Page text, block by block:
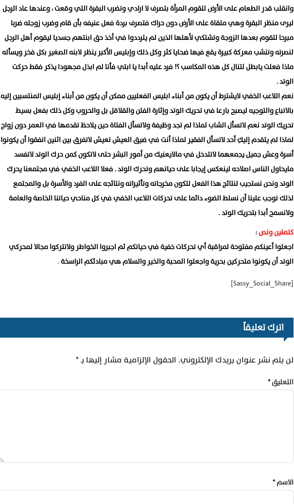
وانقلب قدر الطعام على الأرض لتقوم المرأة بتصرف لا ارادي وتضرب البقرة التي وقعت ، وعندها عاد الرجل
ليرى منظر البقرة وهي ملقاة على الأرض دون حراك فتصرف بردة فعل عنيفه بأن قام وضرب زوجته ضربا
مبرحا لتقوم بعدها الزوجة وتشتكي لأهلها الذين لم يترددوا في أخذ حق ابنتهم جسديا ليقوم أهل الرجل
لنصرته وتنشب معركة كبيرة يقع فيها ضحايا كثر وكل ذلك وإبليس الأكبر ينظر لابنه الصغير بكل فخر ويسأله
ماذا فعلت يابطل لتنال كل هذه المكاسب ؟! فرد عليه أبدا يا ابتي فأنا لم ابذل مجهودا يذكر فقط حركت
الوتد .
نعم اللاعب الخفي لايشترط أن يكون من أبناء ابليس الفعليين ممكن أن يكون من أبناء إبليس المنتسبين إليه
بالاتباع والتوجيه ليصبح بارعا في تحريك الوتد وإثارة الفتن والقلاقل بل والحروب وكل ذلك بفعل بسيط
تحريك الوتد نعم لاتسأل الشاب لماذا لم تجد وظيفة ولاتسأل الفتاة حين يلاحظ تقدمها في العمر دون زواج
لماذا لم يتقدم إليكِ أحد لاتسأل الفقير لماذا أنت في ضيق العيش تعيش لاتفرق بين اثنين اتفقوا أن يكونوا
أسرة وعش جميل يجمعهما لاتتدخل في مالايعنيك من أمور البشر حتى لاتكون كمن حرك الوتد لاتفسد
مايحاول الناس اصلاحه لينعكس إيجابا على حياتهم وتحرك الوتد . فعلا اللاعب الخفي في مجتمعنا يحرك
الوتد ونحن نستجيب لنتائج هذا الفعل لتكون مخرجاته وتأثيراته ونتائجه على الفرد والأسرة بل والمجتمع
لذلك توجب علينا أن نسلط الضوء دائما على تحركات اللاعب الخفي في كل مناحي حياتنا الخاصة والعامة
ولانسمح أبدا بتحريك الوتد .
كلمتين ونص:
اجعلوا أعينكم مفتوحة لمراقبة أي تحركات خفية في حياتكم ثم اجبروا الخواطر ولاتتركوا مجالا لمحركي
الوتد أن يكونوا متحركين بحرية واجعلوا المحبة والخير والسلام هي مبادئكم الراسخة.
[Sassy_Social_Share]
اترك تعليقاً
لن يتم نشر عنوان بريدك الإلكتروني. الحقول الإلزامية مشار إليها بـ*
التعليق*
الاسم*